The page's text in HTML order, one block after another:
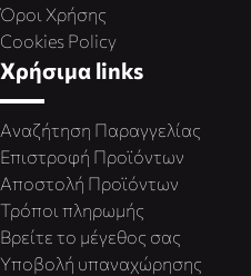
Όροι Χρήσης
Cookies Policy
Χρήσιμα links
Αναζήτηση Παραγγελίας
Επιστροφή Προϊόντων
Αποστολή Προϊόντων
Τρόποι πληρωμής
Βρείτε το μέγεθος σας
Υποβολή υπαναχώρησης